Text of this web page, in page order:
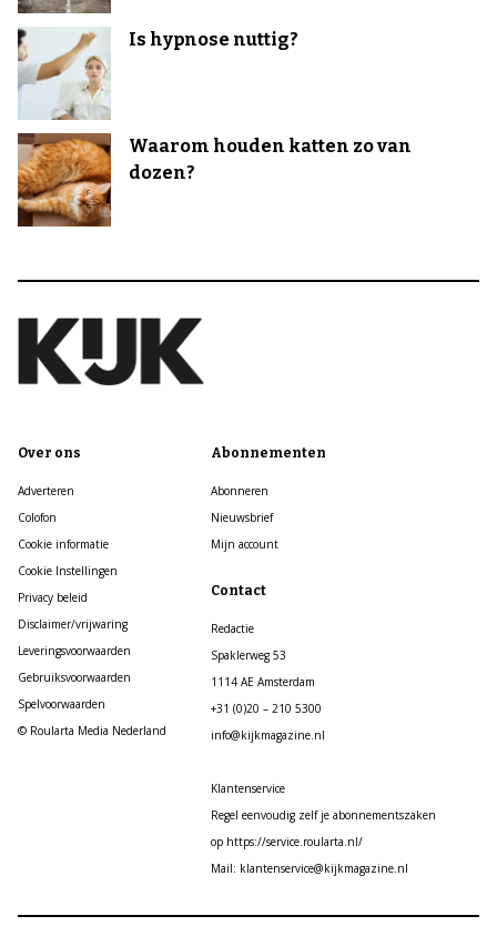
Is hypnose nuttig?
Waarom houden katten zo van
dozen?
Over ons
Adverteren
Colofon
Cookie informatie
Cookie Instellingen
Privacy beleid
Disclaimer/vrijwaring
Leveringsvoorwaarden
Gebruiksvoorwaarden
Spelvoorwaarden
© Roularta Media Nederland
Abonnementen
Abonneren
Nieuwsbrief
Mijn account
Contact
Redactie
Spaklerweg 53
1114 AE Amsterdam
+31 (0)20 – 210 5300
info@kijkmagazine.nl
Klantenservice
Regel eenvoudig zelf je abonnementszaken
op https://service.roularta.nl/
Mail: klantenservice@kijkmagazine.nl